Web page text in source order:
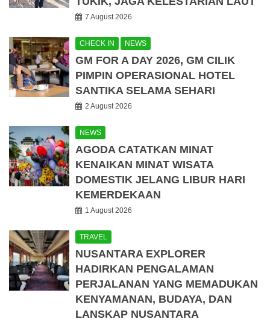
7 August 2026
CHECK IN NEWS
GM FOR A DAY 2026, GM CILIK
PIMPIN OPERASIONAL HOTEL
SANTIKA SELAMA SEHARI
2 August 2026
NEWS
AGODA CATATKAN MINAT
KENAIKAN MINAT WISATA
DOMESTIK JELANG LIBUR HARI
KEMERDEKAAN
1 August 2026
TRAVEL
NUSANTARA EXPLORER
HADIRKAN PENGALAMAN
PERJALANAN YANG MEMADUKAN
KENYAMANAN, BUDAYA, DAN
LANSKAP NUSANTARA